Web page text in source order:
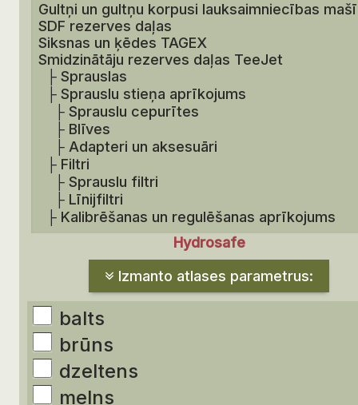
Gultņi un gultņu korpusi lauksaimniecības
SDF rezerves daļas
Siksnas un ķēdes TAGEX
Smidzinātāju rezerves daļas TeeJet
├Sprauslas
├Sprauslu stieņa aprīkojums
├Sprauslu cepurītes
├ Blīves
├ Adapteri un aksesuāri
├ Filtri
├Sprauslu filtri
├ Līnijfiltri
├ Kalibrēšanas un regulēšanas aprīkojums
Hydrosafe
Izmanto atlases parametrus:
balts
brūns
dzeltens
melns